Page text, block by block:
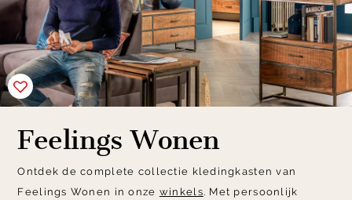
Feelings Wonen
Ontdek de complete collectie kledingkasten van
Feelings Wonen in onze winkels. Met persoonlijk